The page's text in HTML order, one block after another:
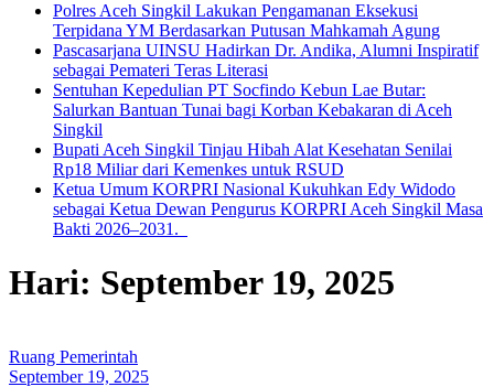
Polres Aceh Singkil Lakukan Pengamanan Eksekusi
Terpidana YM Berdasarkan Putusan Mahkamah Agung
Pascasarjana UINSU Hadirkan Dr. Andika, Alumni Inspiratif
sebagai Pemateri Teras Literasi
Sentuhan Kepedulian PT Socfindo Kebun Lae Butar:
Salurkan Bantuan Tunai bagi Korban Kebakaran di Aceh
Singkil
Bupati Aceh Singkil Tinjau Hibah Alat Kesehatan Senilai
Rp18 Miliar dari Kemenkes untuk RSUD
Ketua Umum KORPRI Nasional Kukuhkan Edy Widodo
sebagai Ketua Dewan Pengurus KORPRI Aceh Singkil Masa
Bakti 2026–2031.
Hari: September 19, 2025
Ruang Pemerintah
September 19, 2025